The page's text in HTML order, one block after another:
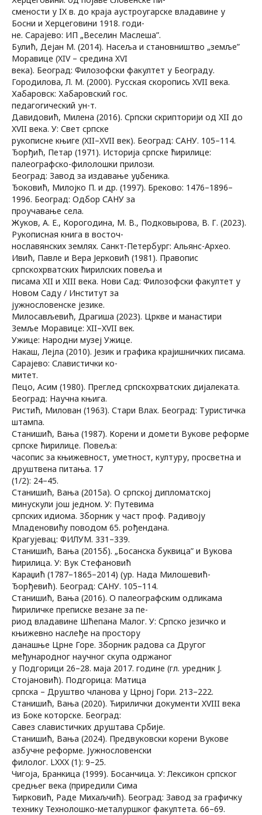
смености у IX в. до краја аустроугарске владавине у
Босни и Херцеговини 1918. годи-
не. Сарајево: ИП „Веселин Маслеша”.
Булић, Дејан М. (2014). Насеља и становништво „земље”
Моравице (XIV – средина XVI
века). Београд: Филозофски факултет у Београду.
Городилова, Л. М. (2000). Русская скоропись XVII века.
Хабаровск: Хабаровский гос.
педагогический ун-т.
Давидовић, Милена (2016). Српски скрипторији од XII до
XVII века. У: Свет српске
рукописне књиге (XII–XVII век). Београд: САНУ. 105–114.
Ђорђић, Петар (1971). Историја српске ћирилице:
палеографско-филолошки прилози.
Београд: Завод за издавање уџбеника.
Ђоковић, Милојко П. и др. (1997). Бреково: 1476–1896–
1996. Београд: Одбор САНУ за
проучавање села.
Жуков, А. Е., Корогодина, М. В., Подковырова, В. Г. (2023).
Рукописная книга в восточ-
нославянских землях. Санкт-Петербург: Альянс-Архео.
Ивић, Павле и Вера Јерковић (1981). Правопис
српскохрватских ћирилских повеља и
писама XII и XIII века. Нови Сад: Филозофски факултет у
Новом Саду / Институт за
јужнословенске језике.
Милосављевић, Драгиша (2023). Цркве и манастири
Земље Моравице: XII–XVII век.
Ужице: Народни музеј Ужице.
Накаш, Лејла (2010). Језик и графика крајишничких писама.
Сарајево: Славистички ко-
митет.
Пецо, Асим (1980). Преглед српскохрватских дијалеката.
Београд: Научна књига.
Ристић, Милован (1963). Стари Влах. Београд: Туристичка
штампа.
Станишић, Вања (1987). Корени и домети Вукове реформе
српске ћирилице. Повеља:
часопис за књижевност, уметност, културу, просветна и
друштвена питања. 17
(1/2): 24–45.
Станишић, Вања (2015а). О српској дипломатској
минускули још једном. У: Путевима
српских идиома. Зборник у част проф. Радивоју
Младеновићу поводом 65. рођендана.
Крагујевац: ФИЛУМ. 331–339.
Станишић, Вања (2015б). „Босанска буквица” и Вукова
ћирилица. У: Вук Стефановић
Караџић (1787–1865–2014) (ур. Нада Милошевић-
Ђорђевић). Београд: САНУ. 105–114.
Станишић, Вања (2016). О палеографским одликама
ћириличке преписке везане за пе-
риод владавине Шћепана Малог. У: Српско језичко и
књижевно наслеђе на простору
данашње Црне Горе. Зборник радова са Другог
међународног научног скупа одржаног
у Подгорици 26–28. маја 2017. године (гл. уредник Ј.
Стојановић). Подгорица: Матица
српска – Друштво чланова у Црној Гори. 213–222.
Станишић, Вања (2020). Ћирилички документи XVIII века
из Боке которске. Београд:
Савез славистичких друштава Србије.
Станишић, Вања (2024). Предвуковски корени Вукове
азбучне реформе. Јужнословенски
филолог. LXXX (1): 9–25.
Чигоја, Бранкица (1999). Босанчица. У: Лексикон српског
средњег века (приредили Сима
Ћирковић, Раде Михаљчић). Београд: Завод за графичку
технику Технолошко-металуршког факултета. 66–69.